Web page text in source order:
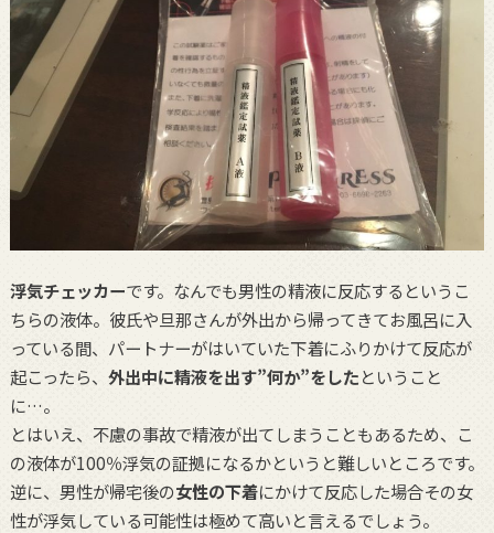
浮気チェッカーです。なんでも男性の精液に反応するというこ
ちらの液体。彼氏や旦那さんが外出から帰ってきてお風呂に入
っている間、パートナーがはいていた下着にふりかけて反応が
起こったら、 外出中に精液を出す”何か”をしたということ
に…。
とはいえ、不慮の事故で精液が出てしまうこともあるため、こ
の液体が100％浮気の証拠になるかというと難しいところです。
逆に、男性が帰宅後の女性の下着にかけて反応した場合その女
性が浮気している可能性は極めて高いと言えるでしょう。